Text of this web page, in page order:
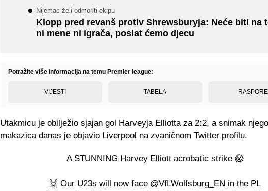
Nijemac želi odmoriti ekipu
Klopp pred revanš protiv Shrewsburyja: Neće biti na
ni mene ni igrača, poslat ćemo djecu
Potražite više informacija na temu Premier league:
VIJESTI TABELA
Utakmicu je obilježio sjajan gol Harveyja Elliotta za 2:2, a snimak
makazica danas je objavio Liverpool na zvaničnom Twitter profilu.
A STUNNING Harvey Elliott acrobatic strike 😱
🙌 Our U23s will now face @VfLWolfsburg_EN in the PL